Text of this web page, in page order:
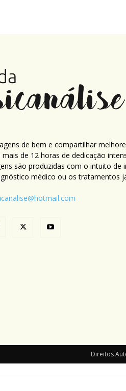
de bem e compartilhar
de 12 horas de dedicação
são produzidas com o intuito
médico ou os tratamentos
Direitos